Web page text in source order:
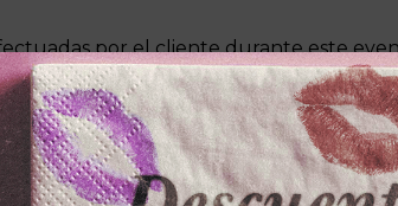
por el cliente durante este
Si se llegase a presentar que uno de
estará el producto nuevamente
y devoluciones: